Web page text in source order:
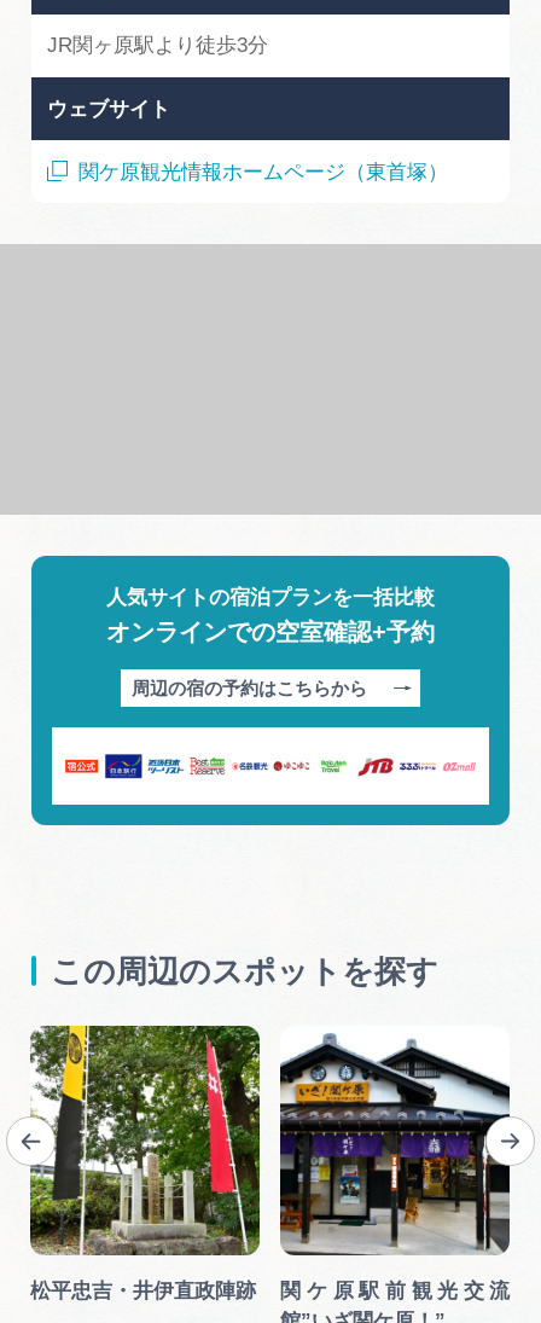
JR関ヶ原駅より徒歩3分
ウェブサイト
関ケ原観光情報ホームページ（東首塚）
人気サイトの宿泊プランを一括比較
オンラインでの空室確認+予約
周辺の宿の予約はこちらから
この周辺のスポットを探す
松平忠吉・井伊直政陣跡
関ケ原駅前観光交流